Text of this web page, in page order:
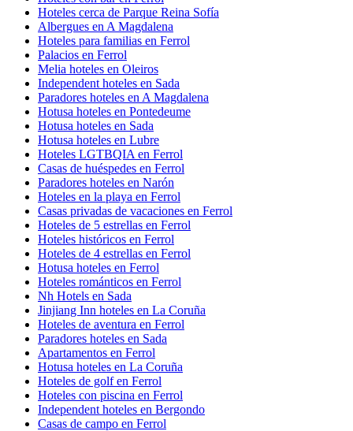
Hoteles cerca de Parque Reina Sofía
Albergues en A Magdalena
Hoteles para familias en Ferrol
Palacios en Ferrol
Melia hoteles en Oleiros
Independent hoteles en Sada
Paradores hoteles en A Magdalena
Hotusa hoteles en Pontedeume
Hotusa hoteles en Sada
Hotusa hoteles en Lubre
Hoteles LGTBQIA en Ferrol
Casas de huéspedes en Ferrol
Paradores hoteles en Narón
Hoteles en la playa en Ferrol
Casas privadas de vacaciones en Ferrol
Hoteles de 5 estrellas en Ferrol
Hoteles históricos en Ferrol
Hoteles de 4 estrellas en Ferrol
Hotusa hoteles en Ferrol
Hoteles románticos en Ferrol
Nh Hotels en Sada
Jinjiang Inn hoteles en La Coruña
Hoteles de aventura en Ferrol
Paradores hoteles en Sada
Apartamentos en Ferrol
Hotusa hoteles en La Coruña
Hoteles de golf en Ferrol
Hoteles con piscina en Ferrol
Independent hoteles en Bergondo
Casas de campo en Ferrol